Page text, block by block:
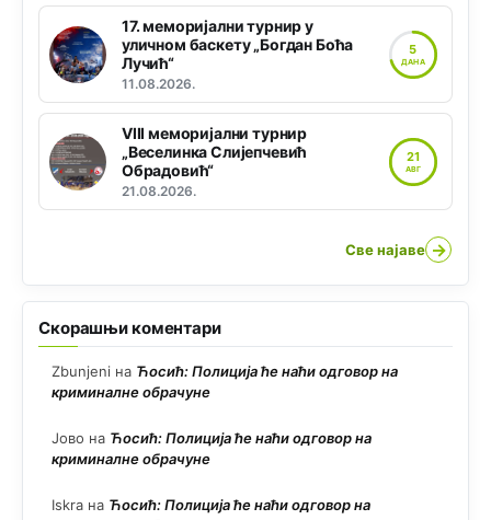
17. меморијални турнир у
уличном баскету „Богдан Боћа
Лучић“
11.08.2026.
5
ДАНА
VIII меморијални турнир
„Веселинка Слијепчевић
Обрадовић“
21.08.2026.
21
АВГ
Све најаве →
Скорашњи коментари
Zbunjeni на Ћосић: Полиција ће наћи одговор на
криминалне обрачуне
Јово на Ћосић: Полиција ће наћи одговор на
криминалне обрачуне
Iskra на Ћосић: Полиција ће наћи одговор на